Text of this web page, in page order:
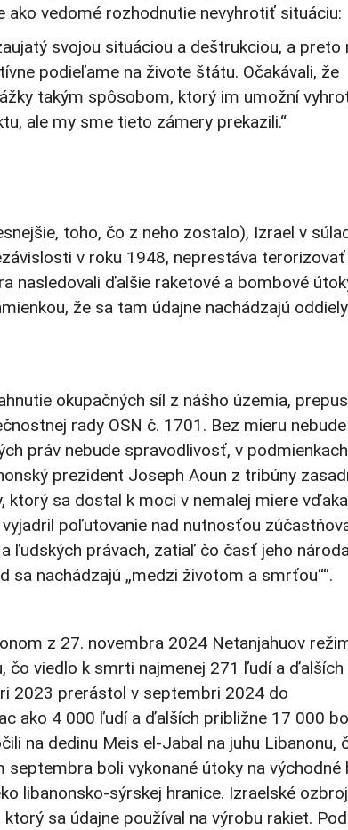
ako vedomé rozhodnutie nevyhrotiť situáciu:
svojou situáciou a deštrukciou, a preto
podieľame na živote štátu. Očakávali, že
takým spôsobom, ktorý im umožní
ale my sme tieto zámery prekazili.“
toho, čo z neho zostalo), Izrael v
v roku 1948, neprestáva terorizovať
nasledovali ďalšie raketové a bombové
že sa tam údajne nachádzajú oddiely
okupačných síl z nášho územia,
rady OSN č. 1701. Bez mieru nebude
práv nebude spravodlivosť, v podmienkach
prezident Joseph Aoun z tribúny
ktorý sa dostal k moci v nemalej miere
poľutovanie nad nutnosťou
ľudských právach, zatiaľ čo časť jeho
sa nachádzajú „medzi životom a smrťou““.
z 27. novembra 2024 Netanjahuov
čo viedlo k smrti najmenej 271 ľudí a ďalších
2023 prerástol v septembri 2024 do
ako 4 000 ľudí a ďalších približne 17 000
na dedinu Meis el-Jabal na juhu Libanonu,
boli vykonané útoky na východné
libanonsko-sýrskej hranice. Izraelské
sa údajne používal na výrobu rakiet.